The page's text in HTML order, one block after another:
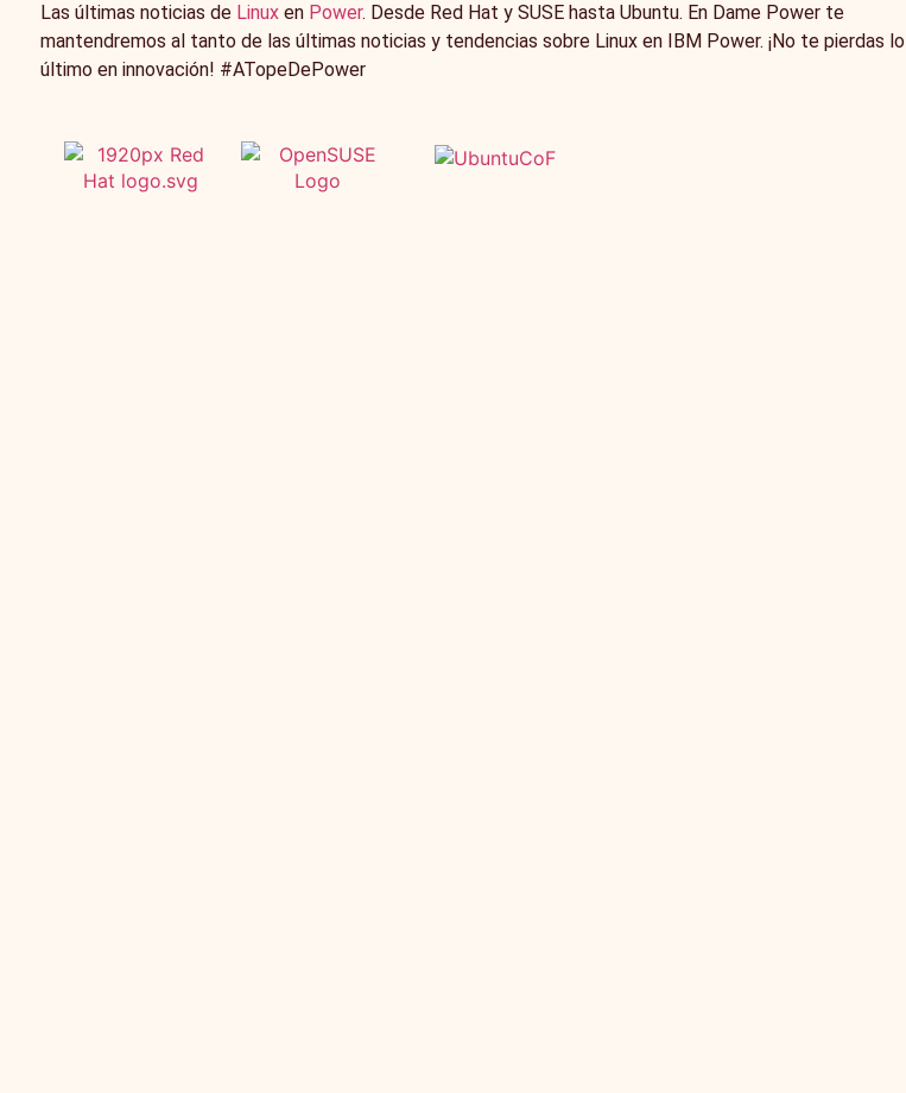
Las últimas noticias de Linux en Power. Desde Red Hat y SUSE hasta Ubuntu. En Dame Power te
mantendremos al tanto de las últimas noticias y tendencias sobre Linux en IBM Power. ¡No te pierdas lo
último en innovación! #ATopeDePower